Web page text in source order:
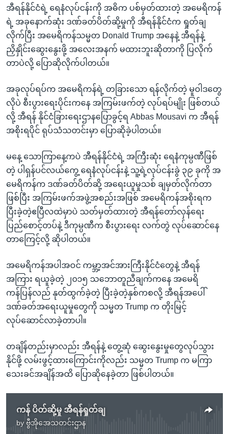
ကျော်
ကြည့်
ရှာဖွေ
ရန်
ကျော်
ဘာသာစကားများ
အီရန်နိုင်ငံရဲ့ ရေနံလုပ်ငန်းကို အဓိက ပစ်မှတ်ထားတဲ့ အမေရိကန်
ရဲ့ အခုနောက်ဆုံး ဒဏ်ခတ်ပိတ်ဆို့မှုကို အီရန်နိုင်ငံက ရှုတ်ချ
လိုက်ပြီး အမေရိကန်သမ္မတ Donald Trump အနေနဲ့ အီရန်နဲ့
ညှိနှိုင်းဆွေးနွေးဖို့ အလေးအနက် မထားဘူးဆိုတာကို ပြလိုက်
တာပဲလို့ ပြောဆိုလိုက်ပါတယ်။
အခုလုပ်ရပ်က အမေရိကန်ရဲ့ တခြားသော ရန်လိုက်တဲ့ မူဝါဒတွေ
လိုပဲ စီးပွားရေးပိုင်းကနေ အကြမ်းဖက်တဲ့ လုပ်ရပ်မျိုး ဖြစ်တယ်
လို့ အီရန် နိုင်ငံခြားရေးဌာနပြောခွင့်ရ Abbas Mousavi က အီရန်
အစိုးရပိုင် ရုပ်သံသတင်းမှာ ပြောဆိုခဲ့ပါတယ်။
မနေ့ သောကြာနေ့ကပဲ အီရန်နိုင်ငံရဲ့ အကြီးဆုံး ရေနံကုမ္ပဏီဖြစ်
တဲ့ ပါရှန်ပင်လယ်ကွေ့ ရေနံလုပ်ငန်းနဲ့ သူ့ရဲ့လုပ်ငန်းခွဲ ၃၉ ခုကို အ
မေရိကန်က ဒဏ်ခတ်ပိတ်ဆို့ အရေးယူမှုသစ် ချမှတ်လိုက်တာ
ဖြစ်ပြီး အကြမ်းဖက်အဖွဲ့အစည်းအဖြစ် အမေရိကန်အစိုးရက
ပြီးခဲ့တဲ့ဧပြီလထဲမှာပဲ သတ်မှတ်ထားတဲ့ အီရန်တော်လှန်ရေး
ပြည်စောင့်တပ်နဲ့ ဒီကုမ္ပဏီက စီးပွားရေး လက်တွဲ လုပ်ဆောင်နေ
တာကြေင့်လို့ ဆိုပါတယ်။
အမေရိကန်အပါအဝင် ကမ္ဘာ့အင်အားကြီးနိုင်ငံတွေနဲ့ အီရန်
အကြား ရယူခဲ့တဲ့ ၂၀၁၅ သဘောတူညီချက်ကနေ အမေရိ
ကန်ပြန်လည် နုတ်ထွက်ခဲ့တဲ့ ပြီးခဲ့တဲ့နှစ်ကစလို့ အီရန်အပေါ်
ဒဏ်ခတ်အရေးယူမှုတွေကို သမ္မတ Trump က တိုးမြင့်
လုပ်ဆောင်လာခဲ့တာပါ။
တချိန်တည်းမှာလည်း အီရန်နဲ့ တွေ့ဆုံ ဆွေးနွေးမှုတွေလုပ်သွား
နိုင်ဖို့ လမ်းဖွင့်ထားကြောင်းကိုလည်း သမ္မတ Trump က မကြာ
သေးခင်အချိန်အထိ ပြောဆိုနေခဲ့တာ ဖြစ်ပါတယ်။
ကန် ပိတ်ဆို့မှု အီရန်ရှုတ်ချ
by ဗွီအိုအေသတင်းဌာန
No media source currently available